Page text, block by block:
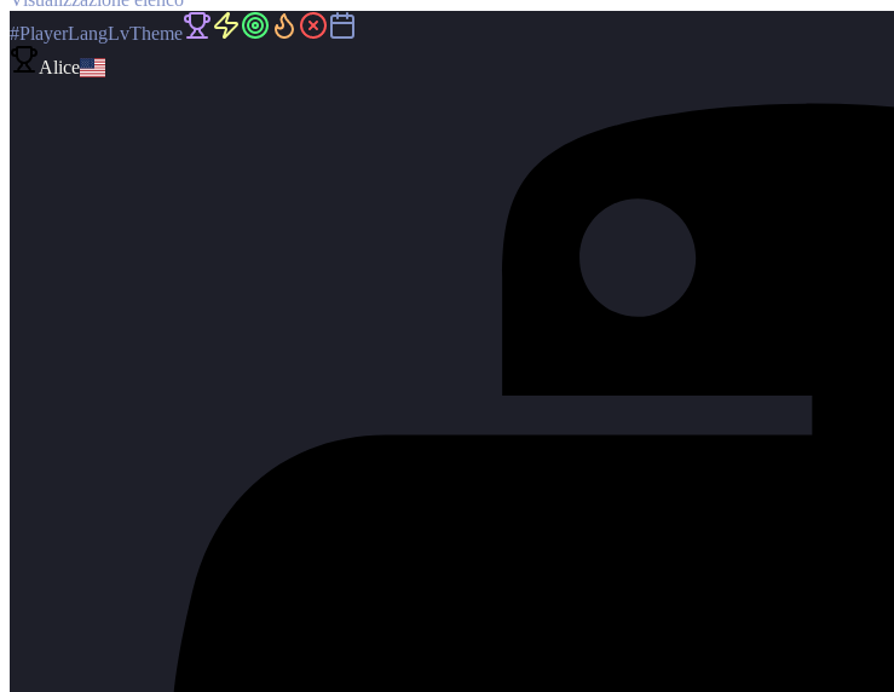
#PlayerLangLvTheme
Alice